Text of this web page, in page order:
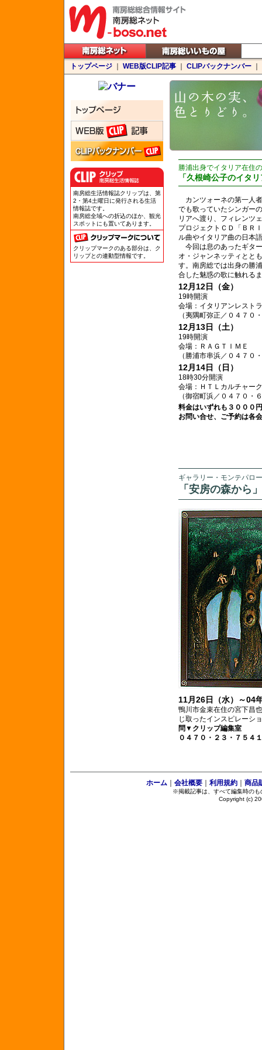
トップページ WEB版CLIP記事 CLIPバックナンバー
南房総生活情報誌クリップは、第
2・第4土曜日に発行される生活
情報誌です。
南房総全域への折込のほか、観光
スポットにも置いてあります。
クリップマークのある部分は、ク
リップとの連動型情報です。
勝浦出身でイタリア在住
「久根崎公子のイタ
カンツォーネの第一人
でも歌っていたシンガー
リアへ渡り、フィレンツ
プロジェクトＣＤ「ＢＲ
ル曲やイタリア曲の日本
今回は息のあったギタ
オ・ジャンネッティとと
す。南房総では出身の勝
合した魅惑の歌に触れる
12月12日（金）
19時開演
会場：イタリアンレスト
（夷隅町弥正／０４７０
12月13日（土）
19時開演
会場：ＲＡＧＴＩＭＥ
（勝浦市串浜／０４７０
12月14日（日）
18時30分開演
会場：ＨＴＬカルチャー
（御宿町浜／０４７０・
料金はいずれも３０００
お問い合せ、ご予約は各
ギャラリー・モンテパ
「安房の森から」
11月26日（水）～04
鴨川市金束在住の宮下昌
じ取ったインスピレーシ
問▼クリップ編集室
０４７０・２３・７５４１
ホーム 会社概要 利用規約 商品
※掲載記事は、すべて編集時のも
Copyright (c)